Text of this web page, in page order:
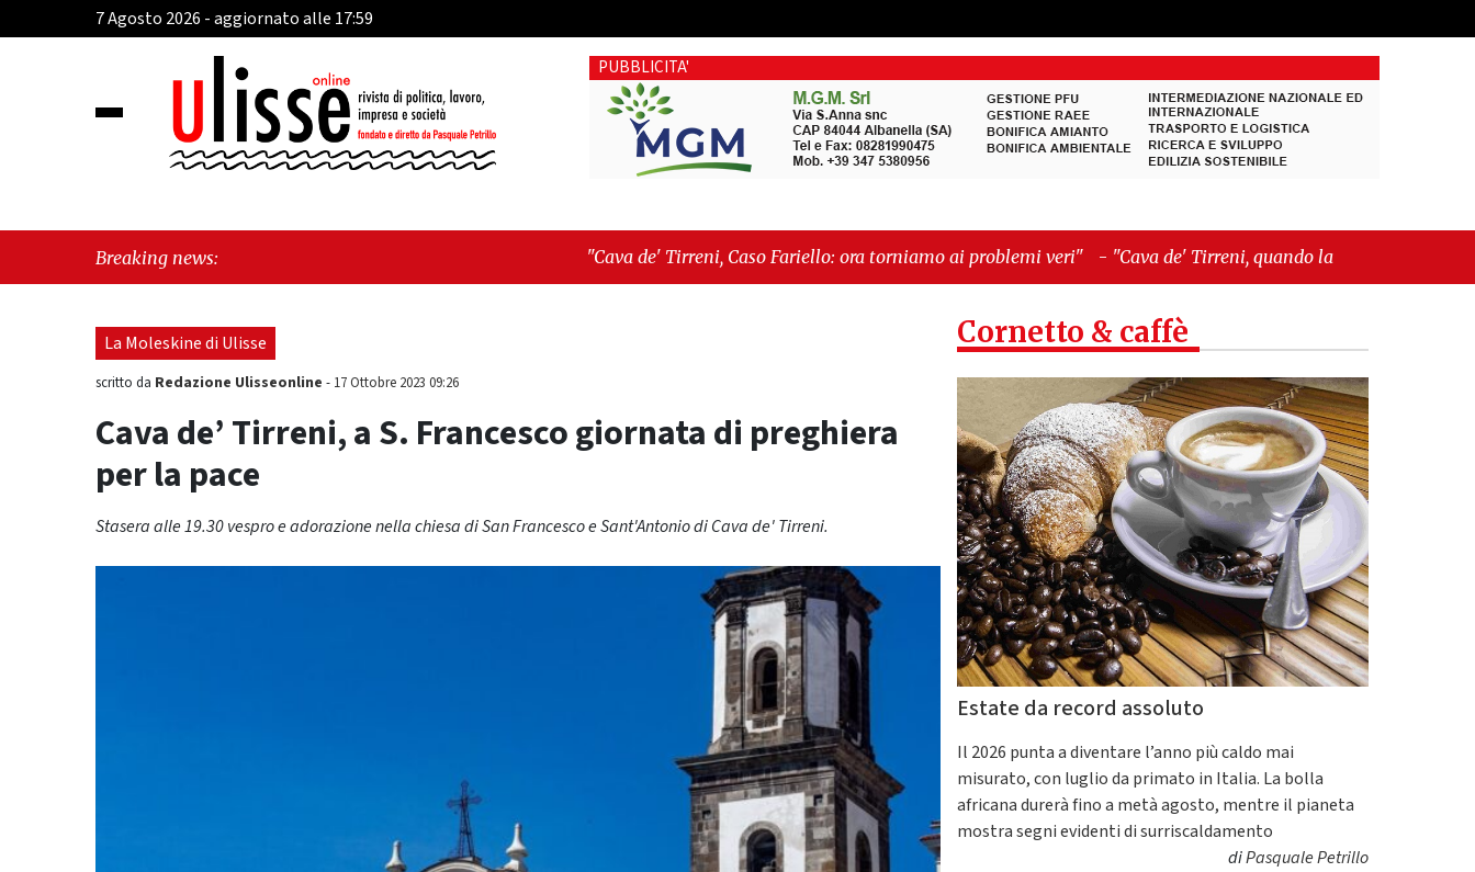
7 Agosto 2026 - aggiornato alle 17:59
PUBBLICITA'
Breaking news: "Cava de' Tirreni, Caso Fariello: ora torniamo ai problemi veri" -"Cava de' Tirreni, quando la burocrazia dimentica
perché esiste"
La Moleskine di Ulisse
scritto da Redazione Ulisseonline - 17 Ottobre 2023 09:26
Cava de’ Tirreni, a S. Francesco giornata di preghiera
per la pace
Stasera alle 19.30 vespro e adorazione nella chiesa di San Francesco e Sant'Antonio di Cava de' Tirreni.
Cornetto & caffè
Estate da record assoluto
Il 2026 punta a diventare l’anno più caldo mai
misurato, con luglio da primato in Italia. La bolla
africana durerà fino a metà agosto, mentre il pianeta
mostra segni evidenti di surriscaldamento
diPasquale Petrillo